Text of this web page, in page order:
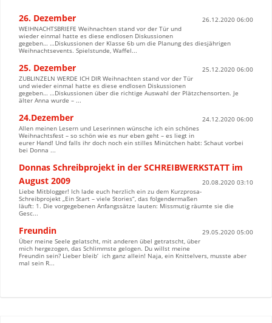
26. Dezember
26.12.2020 06:00
WEIHNACHTSBRIEFE Weihnachten stand vor der Tür und
wieder einmal hatte es diese endlosen Diskussionen
gegeben… …Diskussionen der Klasse 6b um die Planung des diesjährigen
Weihnachtsevents. Spielstunde, Waffel...
25. Dezember
25.12.2020 06:00
ZUBLINZELN WERDE ICH DIR Weihnachten stand vor der Tür
und wieder einmal hatte es diese endlosen Diskussionen
gegeben… …Diskussionen über die richtige Auswahl der Plätzchensorten. Je
älter Anna wurde – ...
24.Dezember
24.12.2020 06:00
Allen meinen Lesern und Leserinnen wünsche ich ein schönes
Weihnachtsfest – so schön wie es nur eben geht – es liegt in
eurer Hand! Und falls ihr doch noch ein stilles Minütchen habt: Schaut vorbei
bei Donna ...
Donnas Schreibprojekt in der SCHREIBWERKSTATT im
August 2009
20.08.2020 03:10
Liebe Mitblogger! Ich lade euch herzlich ein zu dem Kurzprosa-
Schreibprojekt „Ein Start – viele Stories“, das folgendermaßen
läuft: 1. Die vorgegebenen Anfangssätze lauten: Missmutig räumte sie die
Gesc...
Freundin
29.05.2020 05:00
Über meine Seele gelatscht, mit anderen übel getratscht, über
mich hergezogen, das Schlimmste gelogen. Du willst meine
Freundin sein? Lieber bleib‘ ich ganz allein! Naja, ein Knittelvers, musste aber
mal sein R...